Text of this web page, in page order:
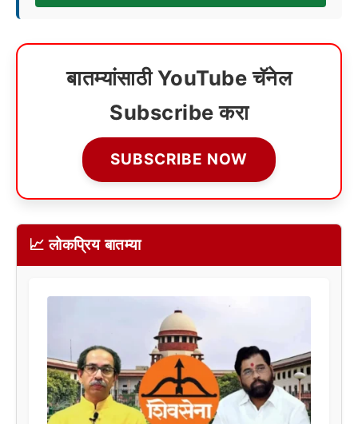
बातम्यांसाठी YouTube चॅनेल
Subscribe करा
SUBSCRIBE NOW
📈 लोकप्रिय बातम्या